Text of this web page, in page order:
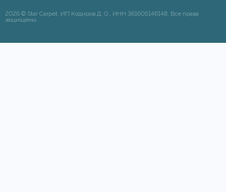
2026 © Star Carpet. ИП Кодиров Д. О., ИНН 361605146148. Все права
защищены.